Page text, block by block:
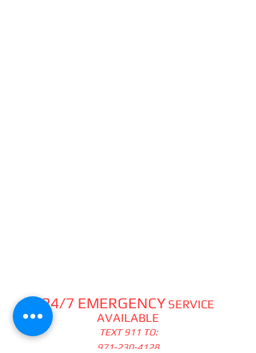
24/7 EMERGENCY SERVICE
AVAILABLE
TEXT 911 TO:
971-230-4128